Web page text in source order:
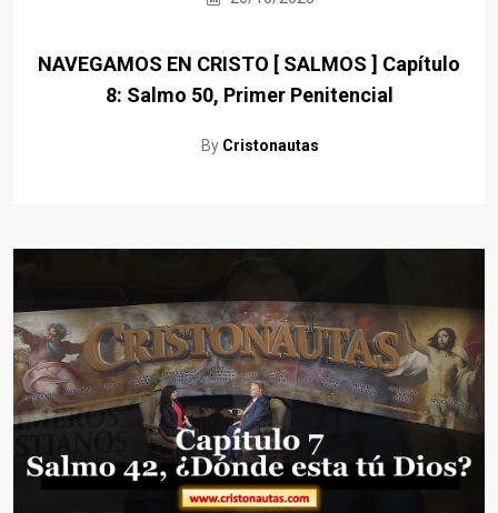
NAVEGAMOS EN CRISTO [ SALMOS ] Capítulo
8: Salmo 50, Primer Penitencial
By Cristonautas